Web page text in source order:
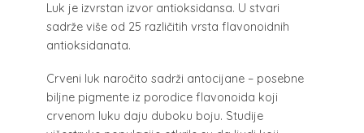
Luk je izvrstan izvor antioksidansa. U stvari
sadrže više od 25 različitih vrsta flavonoidnih
antioksidanata.
Crveni luk naročito sadrži antocijane – posebne
biljne pigmente iz porodice flavonoida koji
crvenom luku daju duboku boju. Studije